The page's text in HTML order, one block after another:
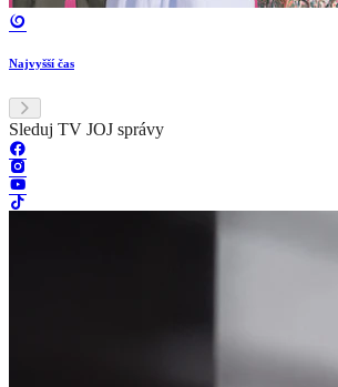
Najvyšší čas
Sleduj TV JOJ správy